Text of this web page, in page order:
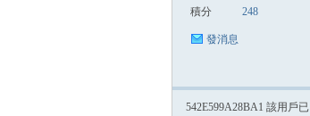
積分 248
發消息
542E599A28BA1 該用戶已